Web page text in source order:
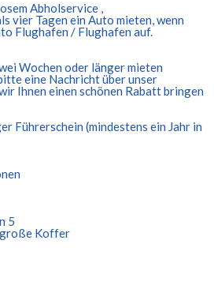
Abholservice ,
vier Tagen ein Auto mieten, wenn
Flughafen / Flughafen auf.
Wochen oder länger mieten
eine Nachricht über unser
Ihnen einen schönen Rabatt bringen
Führerschein (mindestens ein Jahr in
5
große Koffer